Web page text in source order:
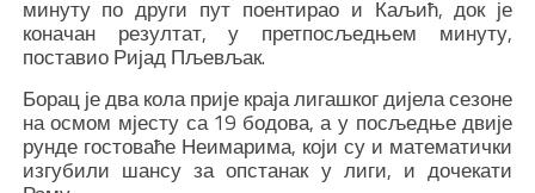
минуту по други пут поентирао и Каљић, док је
коначан резултат, у претпосљедњем минуту,
поставио Ријад Пљевљак.
Борац је два кола прије краја лигашког дијела сезоне
на осмом мјесту са 19 бодова, а у посљедње двије
рунде гостоваће Неимарима, који су и математички
изгубили шансу за опстанак у лиги, и дочекати